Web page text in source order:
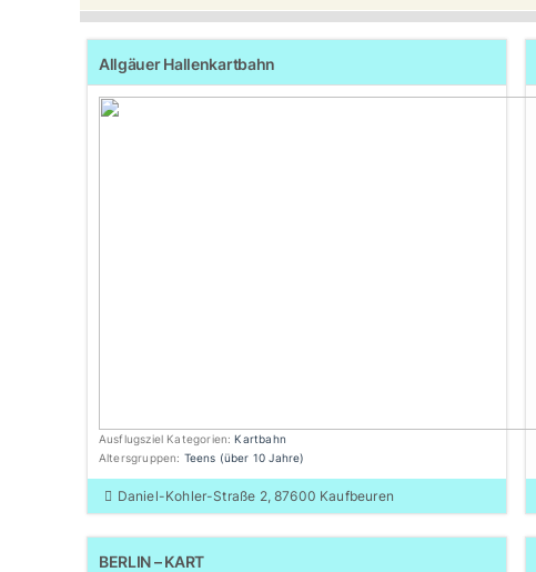
Allgäuer Hallenkartbahn
Ausflugsziel Kategorien:Kartbahn
Altersgruppen: Teens (über 10 Jahre)
Daniel-Kohler-Straße 2, 87600 Kaufbeuren
BERLIN – KART